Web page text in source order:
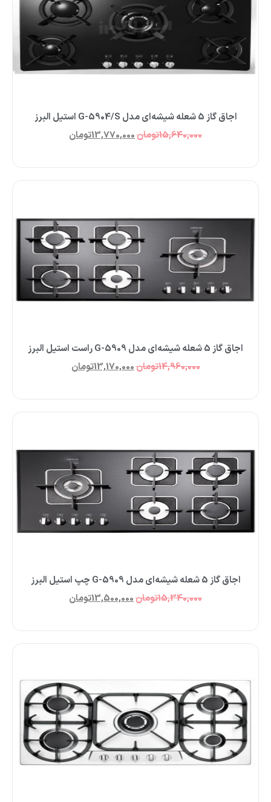
اجاق گاز 5 شعله شیشه‌‌ای مدل G-5904/S استیل البرز
15,640,000تومان13,770,000تومان
اجاق گاز 5 شعله شیشه‌ای مدل G-5909 راست استیل البرز
14,960,000تومان13,170,000تومان
اجاق گاز 5 شعله شیشه‌ای مدل G-5909 چپ استیل البرز
15,340,000تومان13,500,000تومان